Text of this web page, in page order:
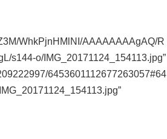
WhkPjnHMlNI/AAAAAAAAgAQ/R
s144-o/IMG_20171124_154113.jpg”
6453601112677263057#64